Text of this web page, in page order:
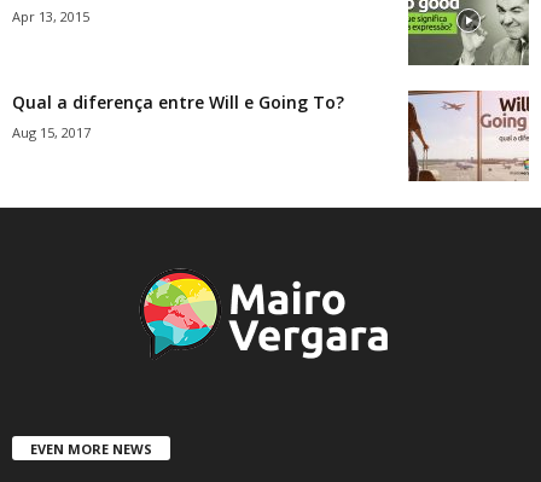
Apr 13, 2015
Qual a diferença entre Will e Going To?
Aug 15, 2017
EVEN MORE NEWS